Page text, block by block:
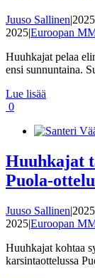
Juuso Sallinen|
2025|Euroopan
Huuhkajat pelaa
ensi sunnuntaina.
Lue lisää
0
Huuhkajat
Puola-
Juuso Sallinen|
2025|Euroopan
Huuhkajat kohtaa
karsintaottelussa